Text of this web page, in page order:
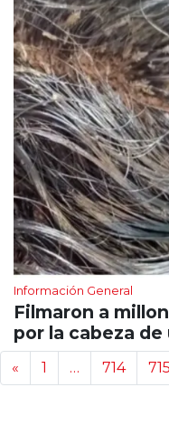
Información General
Filmaron a
por la cabeza de
« 1 … 714 715